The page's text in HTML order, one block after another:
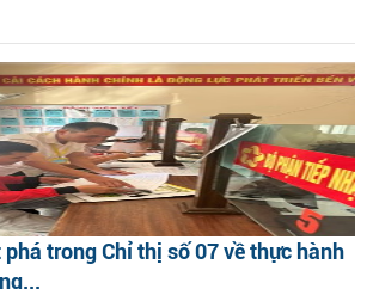
trong Chỉ thị số 07 về thực hành